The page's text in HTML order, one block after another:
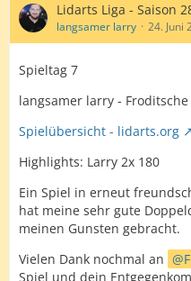
Lidarts Liga - Saison
langsamer larry 24. Juni
Spieltag 7
langsamer larry - Froditsche
Spielübersicht - lidarts.org
Highlights: Larry 2x 180
Ein Spiel in erneut
hat meine sehr gute
meinen Gunsten gebracht.
Vielen Dank nochmal an
Spiel und dein